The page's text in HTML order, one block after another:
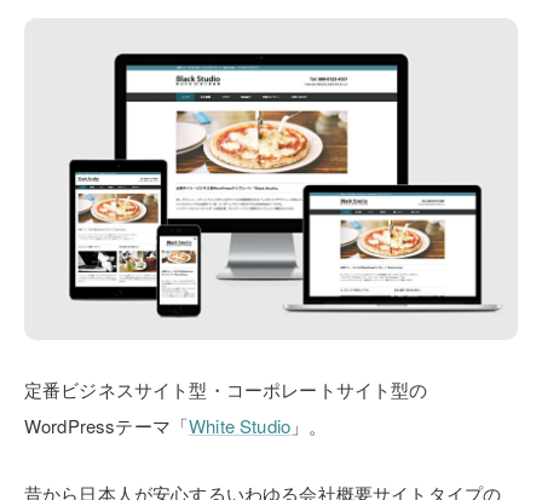
定番ビジネスサイト型・コーポレートサイト型の
WordPressテーマ「White Studio 」。
昔から日本人が安心するいわゆる会社概要サイトタイプの